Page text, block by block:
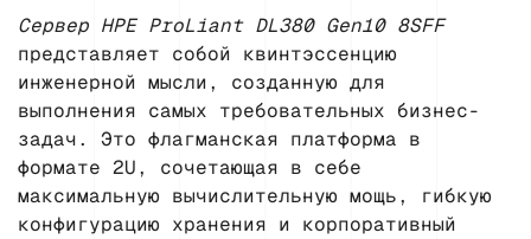
Сервер HPE ProLiant DL380 Gen10 8SFF
представляет собой квинтэссенцию
инженерной мысли, созданную для
выполнения самых требовательных бизнес-
задач. Это флагманская платформа в
формате 2U, сочетающая в себе
максимальную вычислительную мощь, гибкую
конфигурацию хранения и корпоративный